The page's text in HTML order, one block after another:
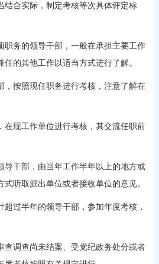
合实际，制定考核等次具体评定标
的领导干部，一般在承担主要工作
的其他工作以适当方式进行了解。
按照现任职务进行考核，注意了解在
现工作单位进行考核，其交流任职前
干部，由当年工作半年以上的地方或
听取派出单位或者接收单位的意见。
过半年的领导干部，参加年度考核，
调查尚未结案、受党纪政务处分或者